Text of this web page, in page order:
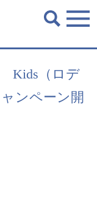
Kids（ロデ
ンペーン開